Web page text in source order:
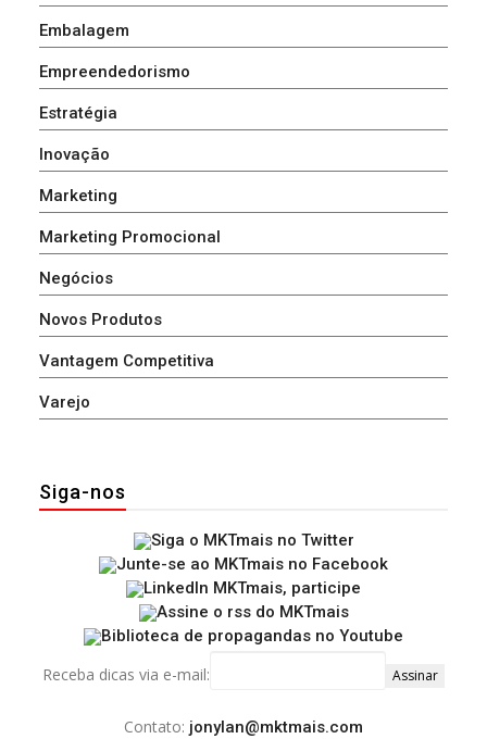
Embalagem
Empreendedorismo
Estratégia
Inovação
Marketing
Marketing Promocional
Negócios
Novos Produtos
Vantagem Competitiva
Varejo
Siga-nos
Receba dicas via e-mail:
Contato: jonylan@mktmais.com